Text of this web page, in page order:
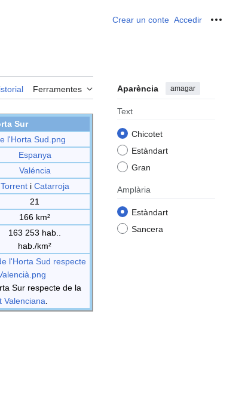
Crear un conte Accedir
Ferramentes Aparència amagar
Text
Chicotet
Estàndart
Gran
Amplària
Estàndart
Sancera
Sur
l'Horta Sud.png
Espanya
Valéncia
Torrenti Catarroja
21
166 km²
163 253 hab..
hab./km²
l'Horta Sud respecte
Sur respecte de la
Valenciana